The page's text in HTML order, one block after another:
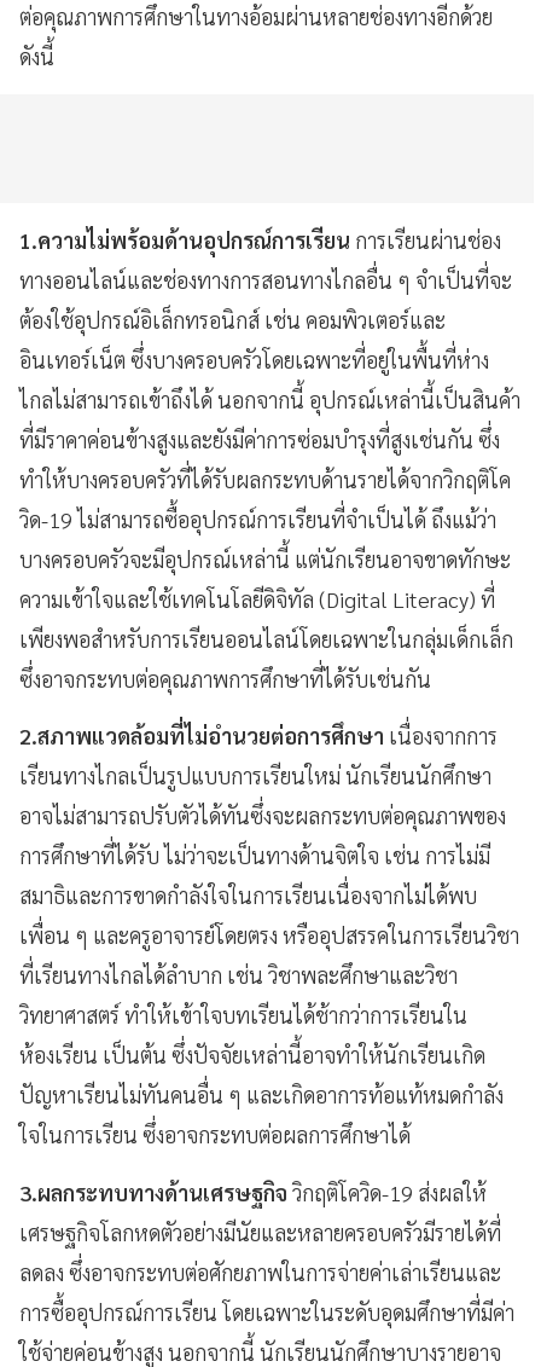
ต่อคุณภาพการศึกษาในทางอ้อมผ่านหลายช่องทางอีกด้วย
ดังนี้
1.ความไม่พร้อมด้านอุปกรณ์การเรียน การเรียนผ่านช่อง
ทางออนไลน์และช่องทางการสอนทางไกลอื่น ๆ จำเป็นที่จะ
ต้องใช้อุปกรณ์อิเล็กทรอนิกส์ เช่น คอมพิวเตอร์และ
อินเทอร์เน็ต ซึ่งบางครอบครัวโดยเฉพาะที่อยู่ในพื้นที่ห่าง
ไกลไม่สามารถเข้าถึงได้ นอกจากนี้ อุปกรณ์เหล่านี้เป็นสินค้า
ที่มีราคาค่อนข้างสูงและยังมีค่าการซ่อมบำรุงที่สูงเช่นกัน ซึ่ง
ทำให้บางครอบครัวที่ได้รับผลกระทบด้านรายได้จากวิกฤติโค
วิด-19 ไม่สามารถซื้ออุปกรณ์การเรียนที่จำเป็นได้ ถึงแม้ว่า
บางครอบครัวจะมีอุปกรณ์เหล่านี้ แต่นักเรียนอาจขาดทักษะ
ความเข้าใจและใช้เทคโนโลยีดิจิทัล (Digital Literacy) ที่
เพียงพอสำหรับการเรียนออนไลน์โดยเฉพาะในกลุ่มเด็กเล็ก
ซึ่งอาจกระทบต่อคุณภาพการศึกษาที่ได้รับเช่นกัน
2.สภาพแวดล้อมที่ไม่อำนวยต่อการศึกษา เนื่องจากการ
เรียนทางไกลเป็นรูปแบบการเรียนใหม่ นักเรียนนักศึกษา
อาจไม่สามารถปรับตัวได้ทันซึ่งจะผลกระทบต่อคุณภาพของ
การศึกษาที่ได้รับ ไม่ว่าจะเป็นทางด้านจิตใจ เช่น การไม่มี
สมาธิและการขาดกำลังใจในการเรียนเนื่องจากไม่ได้พบ
เพื่อน ๆ และครูอาจารย์โดยตรง หรืออุปสรรคในการเรียนวิชา
ที่เรียนทางไกลได้ลำบาก เช่น วิชาพละศึกษาและวิชา
วิทยาศาสตร์ ทำให้เข้าใจบทเรียนได้ช้ากว่าการเรียนใน
ห้องเรียน เป็นต้น ซึ่งปัจจัยเหล่านี้อาจทำให้นักเรียนเกิด
ปัญหาเรียนไม่ทันคนอื่น ๆ และเกิดอาการท้อแท้หมดกำลัง
ใจในการเรียน ซึ่งอาจกระทบต่อผลการศึกษาได้
3.ผลกระทบทางด้านเศรษฐกิจ วิกฤติโควิด-19 ส่งผลให้
เศรษฐกิจโลกหดตัวอย่างมีนัยและหลายครอบครัวมีรายได้ที่
ลดลง ซึ่งอาจกระทบต่อศักยภาพในการจ่ายค่าเล่าเรียนและ
การซื้ออุปกรณ์การเรียน โดยเฉพาะในระดับอุดมศึกษาที่มีค่า
ใช้จ่ายค่อนข้างสูง นอกจากนี้ นักเรียนนักศึกษาบางรายอาจ